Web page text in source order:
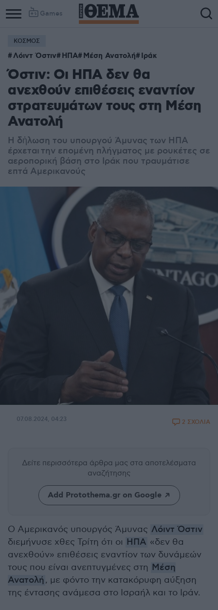
Games
ΚΟΣΜΟΣ
Λόιντ Όστιν ΗΠΑ Μέση Ανατολή Ιράκ
Όστιν: Οι ΗΠΑ δεν θα
ανεχθούν επιθέσεις εναντίον
στρατευμάτων τους στη Μέση
Ανατολή
Η δἠλωση του υπουργού Άμυνας των ΗΠΑ
έρχεται την επομένη πλήγματος με ρουκέτες σε
αεροπορική βάση στο Ιράκ που τραυμάτισε
επτά Αμερικανούς
07.08.2024, 04:23 2 ΣΧΟΛΙΑ
Δείτε περισσότερα άρθρα μας στα αποτελέσματα
αναζήτησης
Add Protothema.gr on Google
Ο Αμερικανός υπουργός Άμυνας Λόιντ Όστιν
διεμήνυσε χθες Τρίτη ότι οι ΗΠΑ «δεν θα
ανεχθούν» επιθέσεις εναντίον των δυνάμεών
τους που είναι ανεπτυγμένες στη Μέση
Ανατολή, με φόντο την κατακόρυφη αύξηση
της έντασης ανάμεσα στο Ισραήλ και το Ιράν.